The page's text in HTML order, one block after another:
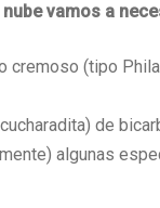
vamos a
cremoso (tipo
de
algunas